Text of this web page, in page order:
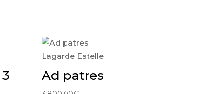
Lagarde Estelle
Ad patres